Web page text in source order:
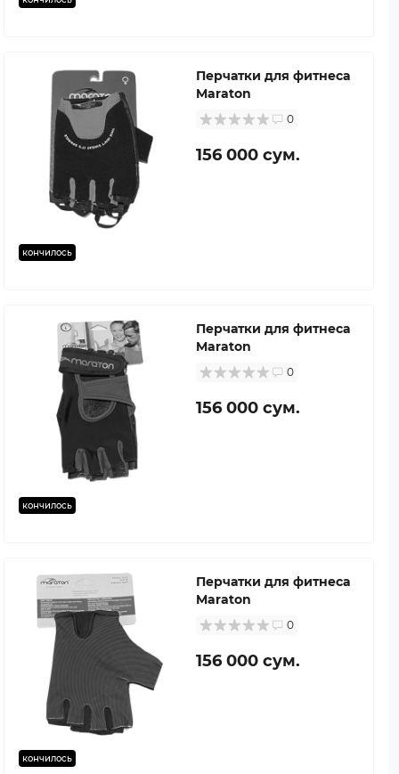
кончилось
Перчатки для фитнеса
Maraton
0
156 000 сум.
кончилось
Перчатки для фитнеса
Maraton
0
156 000 сум.
кончилось
Перчатки для фитнеса
Maraton
0
156 000 сум.